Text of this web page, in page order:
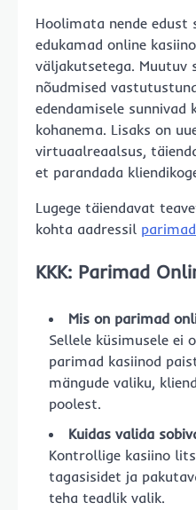
Hoolimata nende edust
edukamad online
väljakutsetega. Muutuv
nõudmised
edendamisele sunnivad
kohanema. Lisaks on
virtuaalreaalsus,
et parandada
Lugege täiendavat
kohta aadressil
KKK: Parimad
Mis on parimad
Sellele küsimusele ei
parimad kasiinod
mängude valiku,
poolest.
Kuidas valida
Kontrollige kasiino
tagasisidet ja
teha teadlik valik.